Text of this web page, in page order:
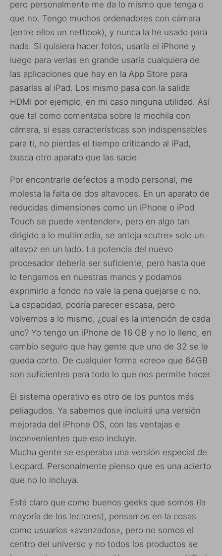
pero personalmente me da lo mismo que tenga o
que no. Tengo muchos ordenadores con cámara
(entre ellos un netbook), y nunca la he usado para
nada. Si quisiera hacer fotos, usaría el iPhone y
luego para verlas en grande usaría cualquiera de
las aplicaciones que hay en la App Store para
pasarlas al iPad. Los mismo pasa con la salida
HDMI por ejemplo, en mi caso ninguna utilidad. Así
que tal como comentaba sobre la mochila con
cámara, si esas características son indispensables
para ti, no pierdas el tiempo criticando al iPad,
busca otro aparato que las sacie.
Por encontrarle defectos a modo personal, me
molesta la falta de dos altavoces. En un aparato de
reducidas dimensiones como un iPhone o iPod
Touch se puede «entender», pero en algo tan
dirigido a lo multimedia, se antoja «cutre» solo un
altavoz en un lado. La potencia del nuevo
procesador debería ser suficiente, pero hasta que
lo tengamos en nuestras manos y podamos
exprimirlo a fondo no vale la pena quejarse o no.
La capacidad, podría parecer escasa, pero
volvemos a lo mismo, ¿cual es la intención de cada
uno? Yo tengo un iPhone de 16 GB y no lo lleno, en
cambio seguro que hay gente que uno de 32 se le
queda corto. De cualquier forma «creo» que 64GB
son suficientes para todo lo que nos permite hacer.
El sistema operativo es otro de los puntos más
peliagudos. Ya sabemos que incluirá una versión
mejorada del iPhone OS, con las ventajas e
inconvenientes que eso incluye.
Mucha gente se esperaba una versión especial de
Leopard. Personalmente pienso que es una acierto
que no lo incluya.
Está claro que como buenos geeks que somos (la
mayoría de los lectores), pensamos en la cosas
como usuarios «avanzados», pero no somos el
centro del universo y no todos los productos se